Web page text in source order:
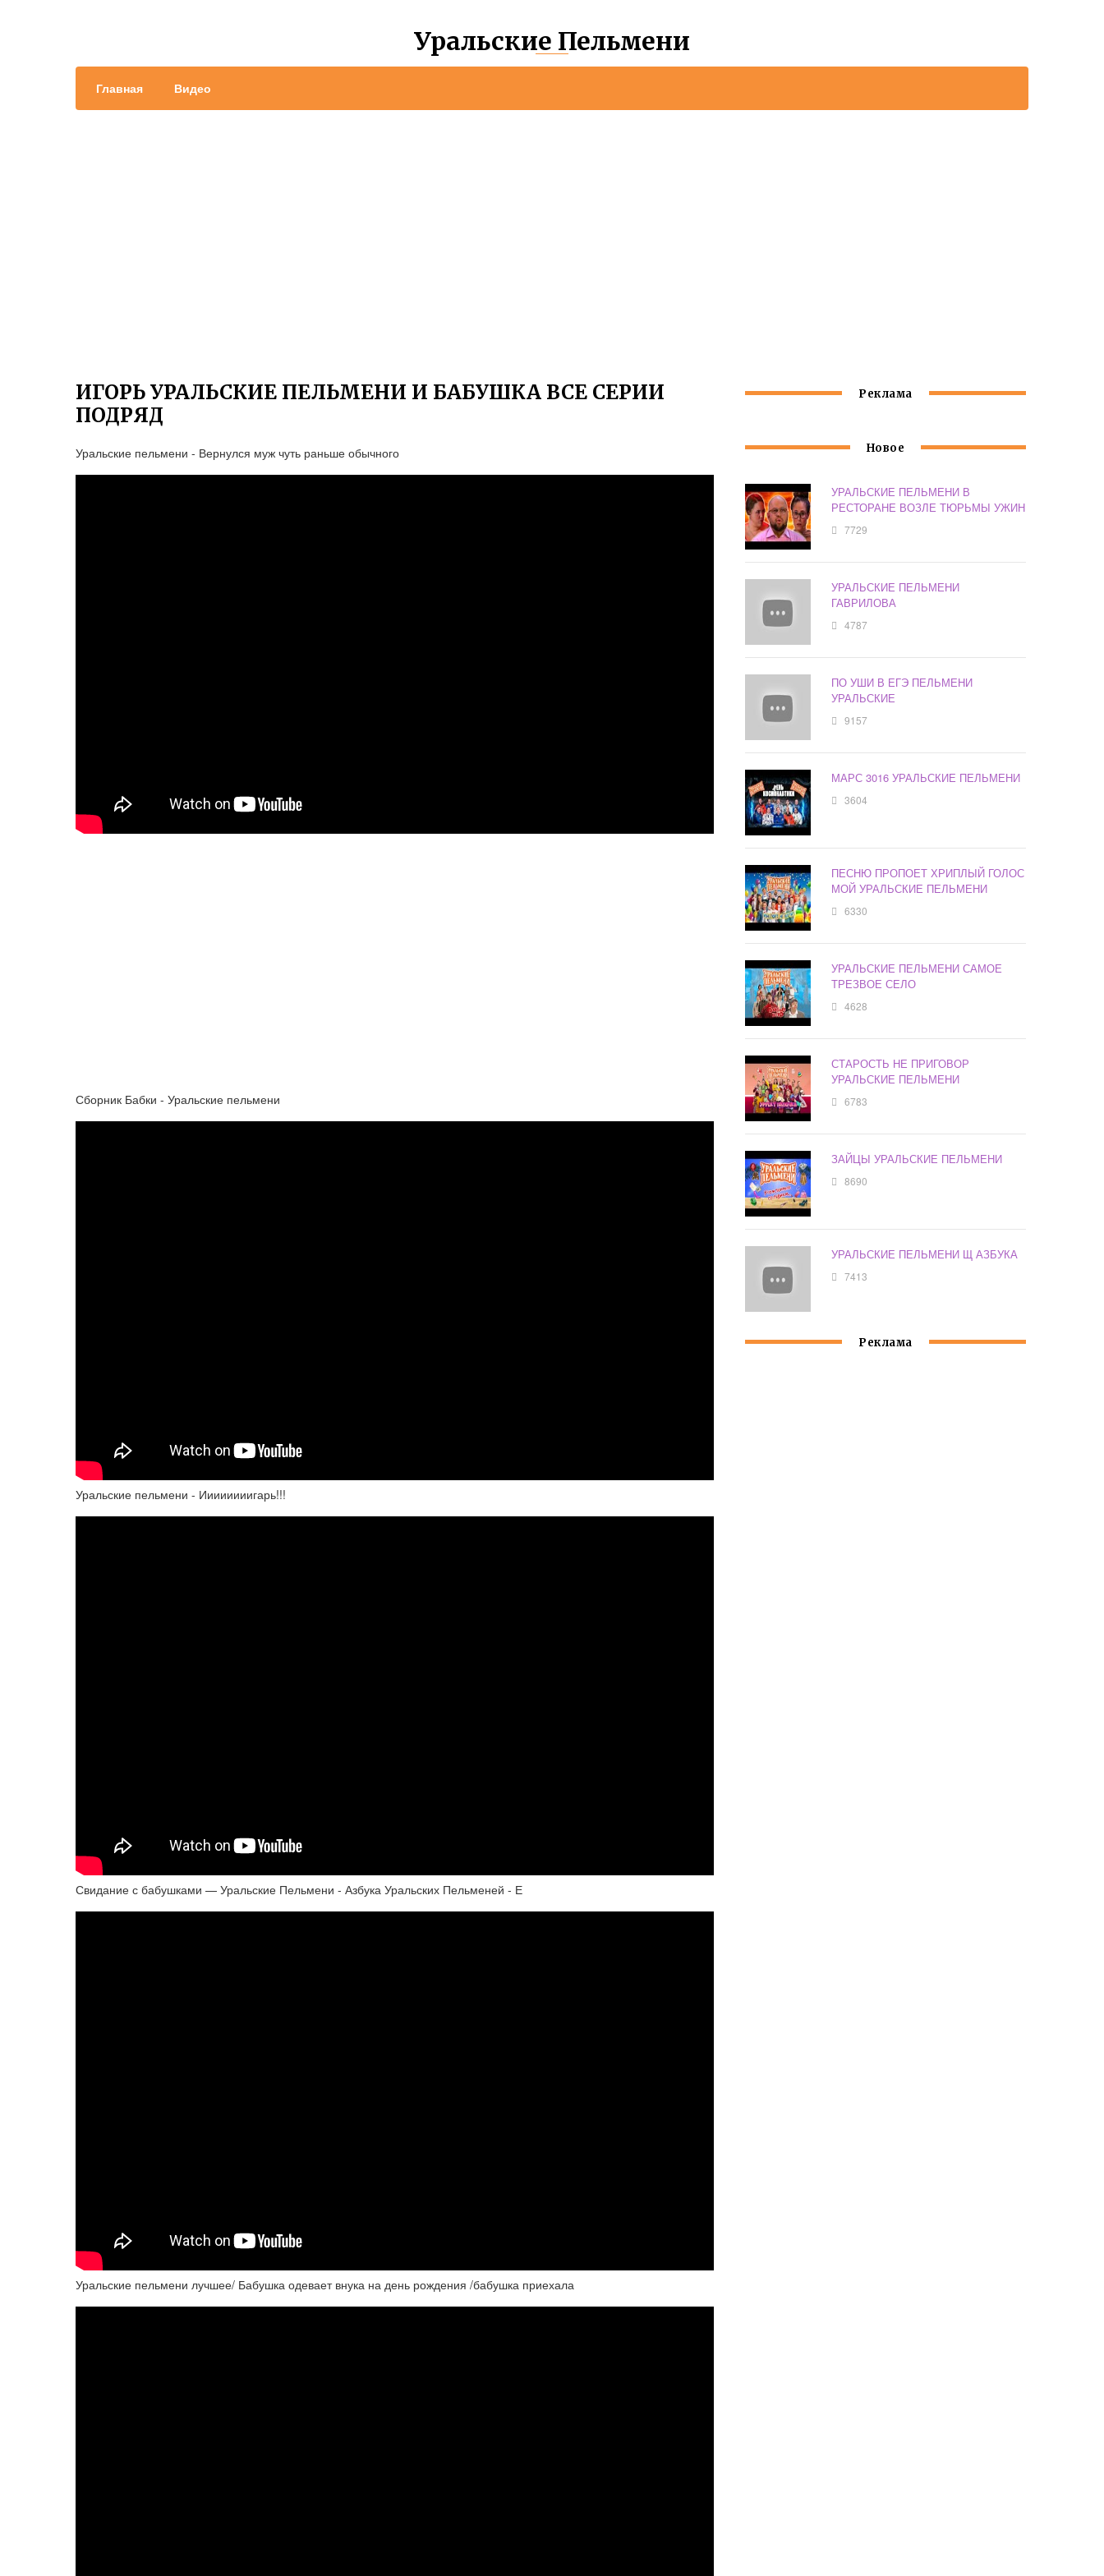
Уральские Пельмени
Главная Видео
ИГОРЬ УРАЛЬСКИЕ ПЕЛЬМЕНИ И БАБУШКА ВСЕ СЕРИИ
ПОДРЯД
Уральские пельмени - Вернулся муж чуть раньше обычного
Сборник Бабки - Уральские пельмени
Уральские пельмени - Иииииииигарь!!!
Свидание с бабушками — Уральские Пельмени - Азбука Уральских Пельменей - Е
Уральские пельмени лучшее/ Бабушка одевает внука на день рождения /бабушка приехала
Реклама
Новое
УРАЛЬСКИЕ ПЕЛЬМЕНИ В
РЕСТОРАНЕ ВОЗЛЕ ТЮРЬМЫ УЖИН
7729
УРАЛЬСКИЕ ПЕЛЬМЕНИ
ГАВРИЛОВА
4787
ПО УШИ В ЕГЭ ПЕЛЬМЕНИ
УРАЛЬСКИЕ
9157
МАРС 3016 УРАЛЬСКИЕ ПЕЛЬМЕНИ
3604
ПЕСНЮ ПРОПОЕТ ХРИПЛЫЙ ГОЛОС
МОЙ УРАЛЬСКИЕ ПЕЛЬМЕНИ
6330
УРАЛЬСКИЕ ПЕЛЬМЕНИ САМОЕ
ТРЕЗВОЕ СЕЛО
4628
СТАРОСТЬ НЕ ПРИГОВОР
УРАЛЬСКИЕ ПЕЛЬМЕНИ
6783
ЗАЙЦЫ УРАЛЬСКИЕ ПЕЛЬМЕНИ
8690
УРАЛЬСКИЕ ПЕЛЬМЕНИ Щ АЗБУКА
7413
Реклама